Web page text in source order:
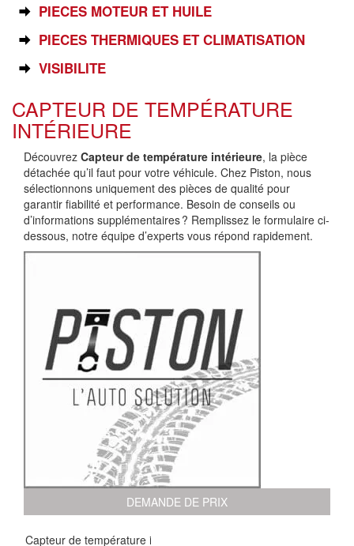
PIECES MOTEUR ET HUILE
PIECES THERMIQUES ET CLIMATISATION
VISIBILITE
CAPTEUR DE TEMPÉRATURE
INTÉRIEURE
Découvrez Capteur de température intérieure, la pièce
détachée qu’il faut pour votre véhicule. Chez Piston, nous
sélectionnons uniquement des pièces de qualité pour
garantir fiabilité et performance. Besoin de conseils ou
d’informations supplémentaires ? Remplissez le formulaire ci-
dessous, notre équipe d’experts vous répond rapidement.
DEMANDE DE PRIX